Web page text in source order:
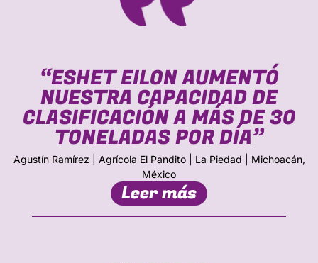
“ESHET EILON AUMENTÓ
NUESTRA CAPACIDAD DE
CLASIFICACIÓN A MÁS DE 30
TONELADAS POR DÍA”
Agustín Ramírez | Agrícola El Pandito | La Piedad | Michoacán,
México
Leer más